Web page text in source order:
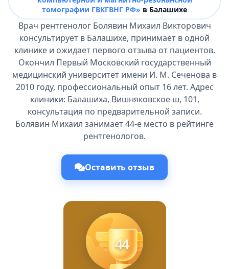
томографии ГВКГВНГ РФ» в Балашихе
Врач рентгенолог Болявин Михаил Викторович
консультирует в Балашихе, принимает в одной
клинике и ожидает первого отзыва от пациентов.
Окончил Первый Московский государственный
медицинский университет имени И. М. Сеченова в
2010 году, профессиональный опыт 16 лет. Адрес
клиники: Балашиха, Вишняковское ш, 101,
консультация по предварительной записи.
Болявин Михаил занимает 44-е место в рейтинге
рентгенологов.
Оставить отзыв
44